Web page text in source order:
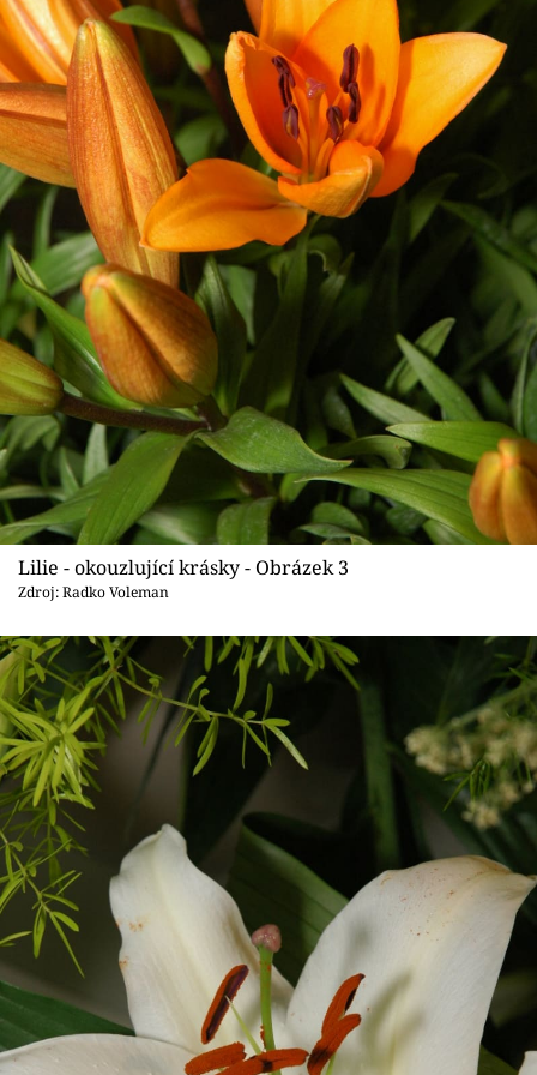
Lilie - okouzlující krásky - Obrázek 3
Zdroj: Radko Voleman